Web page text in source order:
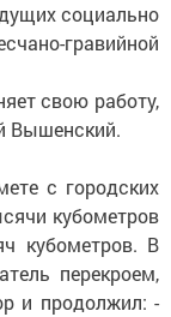
социально
гравийной
свою работу,
Вышенский.
с городских
кубометров
кубометров. В
перекроем,
и продолжил: -